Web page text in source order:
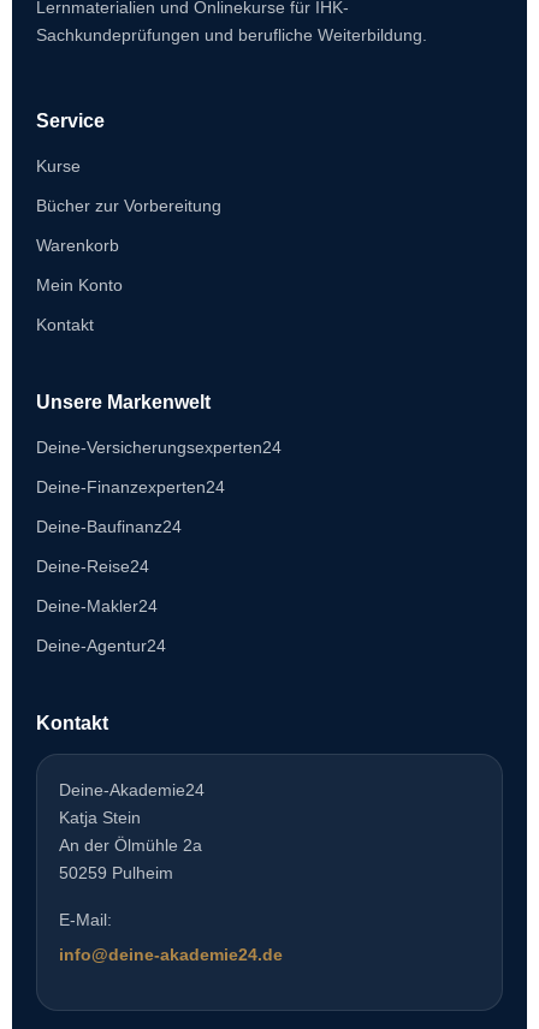
Lernmaterialien und Onlinekurse für IHK-
Sachkundeprüfungen und berufliche Weiterbildung.
Service
Kurse
Bücher zur Vorbereitung
Warenkorb
Mein Konto
Kontakt
Unsere Markenwelt
Deine-Versicherungsexperten24
Deine-Finanzexperten24
Deine-Baufinanz24
Deine-Reise24
Deine-Makler24
Deine-Agentur24
Kontakt
Deine-Akademie24
Katja Stein
An der Ölmühle 2a
50259 Pulheim
E-Mail:
info@deine-akademie24.de